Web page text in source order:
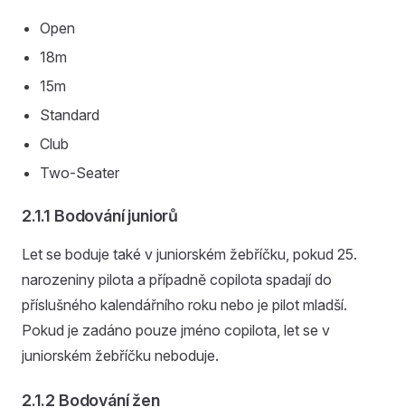
Open
18m
15m
Standard
Club
Two-Seater
2.1.1 Bodování juniorů
Let se boduje také v juniorském žebříčku, pokud 25.
narozeniny pilota a případně copilota spadají do
příslušného kalendářního roku nebo je pilot mladší.
Pokud je zadáno pouze jméno copilota, let se v
juniorském žebříčku neboduje.
2.1.2 Bodování žen